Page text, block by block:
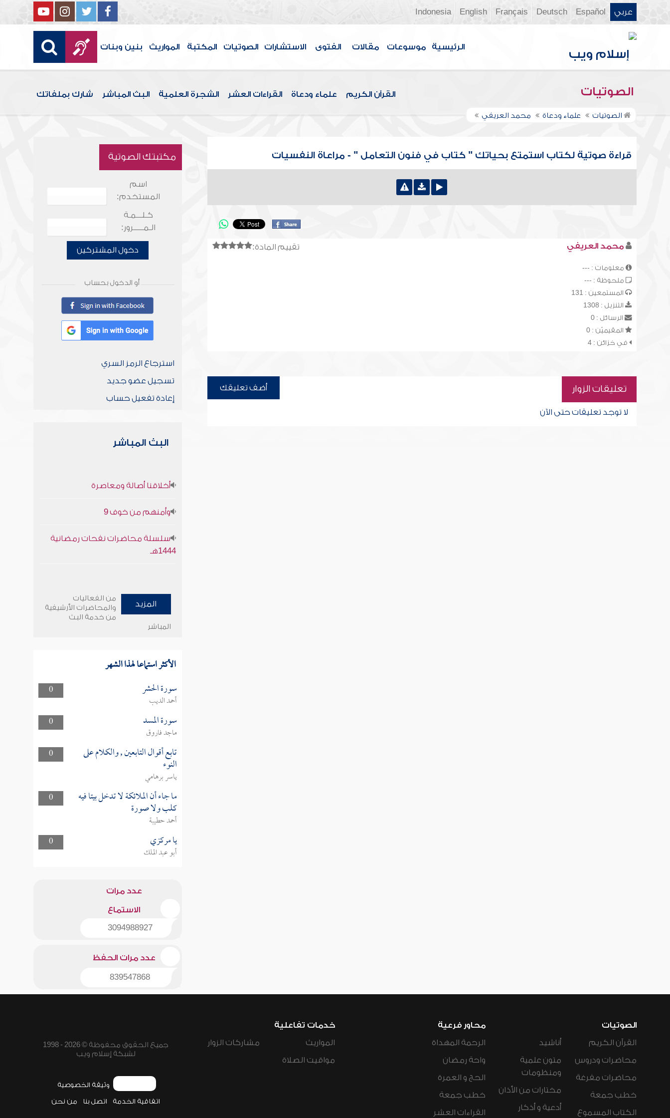
عربي Español
Deutsch
Français
English
Indonesia
الرئيسية موسوعات مقالات الفتوى الاستشارات الصوتيات المكتبة المواريث بنين وبنات
الصوتيات القرآن الكريم علماء ودعاة القراءات العشر الشجرة العلمية البث المباشر شارك بملفاتك
الصوتيات علماء ودعاة محمد العريفي
قراءة صوتية لكتاب استمتع بحياتك " كتاب في فنون التعامل " - مراعاة النفسيات
تقييم المادة: محمد العريفي
معلومات : ---
ملحوظة : ---
المستمعين : 131
التنزيل : 1308
الرسائل : 0
المقيميّن : 0
في خزائن : 4
تعليقات الزوار أضف تعليقك
لا توجد تعليقات حتى الآن
مكتبتك الصوتية
اسم
المستخدم:
كـلـــمـة
الـمـــــرور:
دخول المشتركين
أو الدخول بحساب
استرجاع الرمز السري
تسجيل عضو جديد
إعادة تفعيل حساب
البث المباشر
أخلاقنا أصالة ومعاصرة
وأمنهم من خوف 9
سلسلة محاضرات نفحات رمضانية
1444هـ
المزيد
من الفعاليات
والمحاضرات الأرشيفية
من خدمة البث
المباشر
الأكثر استماعا لهذا الشهر
0 سورة الحشر
أحمد الديب
0
سورة المسد
ماجد فاروق
0
تابع أقوال التابعين , والكلام على
النوء
ياسر برهامي
0
ما جاء أن الملائكة لا تدخل بيتا فيه
كلب ولا صورة
أحمد حطيبة
0
يا مركزي
أبو عبد الملك
عدد مرات
الاستماع
3094988927
عدد مرات الحفظ
839547868
الصوتيات
القرآن الكريم
محاضرات ودروس
محاضرات مفرغة
خطب جمعة
الكتاب المسموع
أناشيد
متون علمية
ومنظومات
مختارات من الأذان
أدعية و أذكار
محاور فرعية
الرحمة المهداة
واحة رمضان
الحج و العمرة
خطب جمعة
القراءات العشر
خدمات تفاعلية
المواريث
مواقيت الصلاة
مشاركات الزوار
جميع الحقوق محفوظة © 2026 - 1998
لشبكة إسلام ويب
وثيقة الخصوصية
اتفاقية الخدمة اتصل بنا من نحن